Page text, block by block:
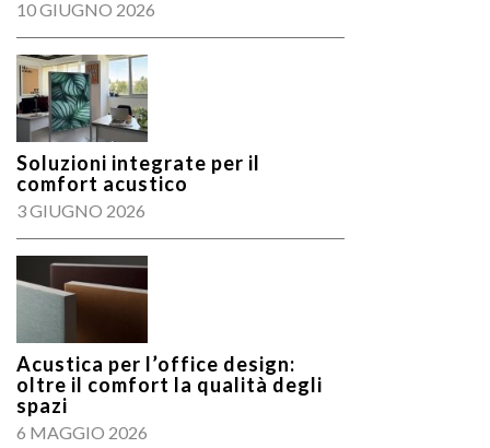
10 GIUGNO 2026
Soluzioni integrate per il
comfort acustico
3 GIUGNO 2026
Acustica per l’office design:
oltre il comfort la qualità degli
spazi
6 MAGGIO 2026